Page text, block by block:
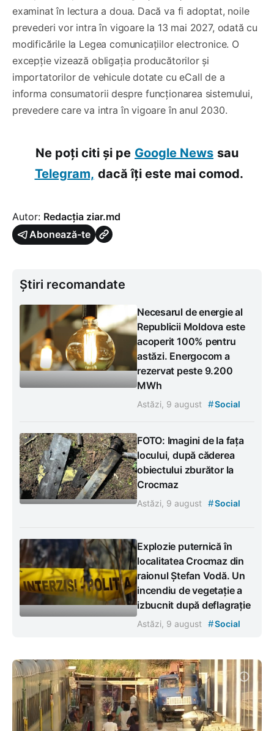
examinat în lectura a doua. Dacă va fi adoptat, noile
prevederi vor intra în vigoare la 13 mai 2027, odată cu
modificările la Legea comunicațiilor electronice. O
excepție vizează obligația producătorilor și
importatorilor de vehicule dotate cu eCall de a
informa consumatorii despre funcționarea sistemului,
prevedere care va intra în vigoare în anul 2030.
Ne poți citi și pe Google News sau
Telegram, dacă îți este mai comod.
Autor: Redacția ziar.md
Abonează-te
Știri recomandate
Necesarul de energie al
Republicii Moldova este
acoperit 100% pentru
astăzi. Energocom a
rezervat peste 9.200
MWh
Astăzi, 9 august #Social
FOTO: Imagini de la fața
locului, după căderea
obiectului zburător la
Crocmaz
Astăzi, 9 august #Social
Explozie puternică în
localitatea Crocmaz din
raionul Ștefan Vodă. Un
incendiu de vegetație a
izbucnit după deflagrație
Astăzi, 9 august #Social